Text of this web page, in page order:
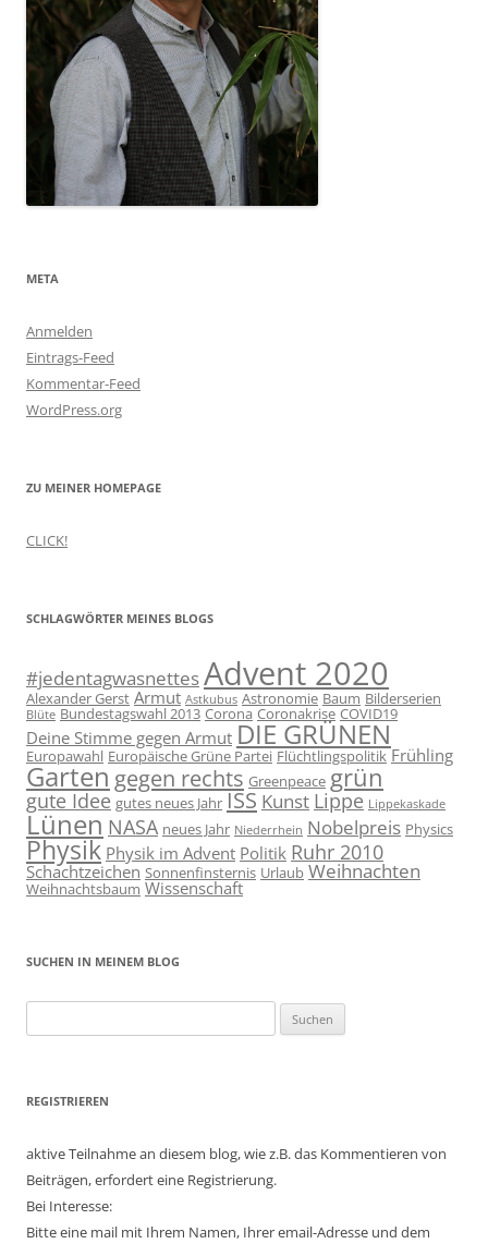
META
Anmelden
Eintrags-Feed
Kommentar-Feed
WordPress.org
ZU MEINER HOMEPAGE
CLICK!
SCHLAGWÖRTER MEINES BLOGS
#jedentagwasnettesAdvent 2020
Alexander Gerst Armut Astkubus Astronomie Baum Bilderserien
Blüte Bundestagswahl 2013 Corona Coronakrise COVID19
Deine Stimme gegen Armut DIE GRÜNEN
Europawahl Europäische Grüne Partei Flüchtlingspolitik Frühling
Garten gegen rechts Greenpeace grün
gute Idee gutes neues Jahr ISS Kunst Lippe Lippekaskade
Lünen NASA neues Jahr Niederrhein Nobelpreis Physics
Physik Physik im Advent Politik Ruhr 2010
Schachtzeichen Sonnenfinsternis Urlaub Weihnachten
Weihnachtsbaum Wissenschaft
SUCHEN IN MEINEM BLOG
nach:
REGISTRIEREN
aktive Teilnahme an diesem blog, wie z.B. das Kommentieren von
Beiträgen, erfordert eine Registrierung.
Bei Interesse:
Bitte eine mail mit Ihrem Namen, Ihrer email-Adresse und dem